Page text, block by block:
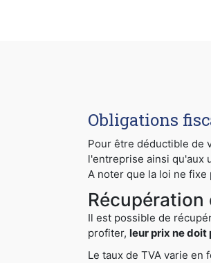
Obligations
Pour être déductible de
l'entreprise ainsi qu'aux
A noter que la loi ne fixe
Récupération
Il est possible de
profiter, leur prix ne doit
Le taux de TVA varie en